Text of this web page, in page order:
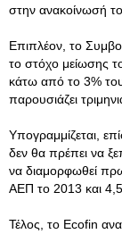
στην ανακοίνωσή
Επιπλέον, το
το στόχο μείωσης
κάτω από το 3%
παρουσιάζει
Υπογραμμίζεται,
δεν θα πρέπει να
να διαμορφωθεί
ΑΕΠ το 2013 και
Τέλος, το Ecofin